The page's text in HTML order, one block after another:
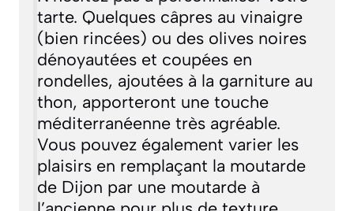
tarte. Quelques câpres au vinaigre
(bien rincées) ou des olives noires
dénoyautées et coupées en
rondelles, ajoutées à la garniture au
thon, apporteront une touche
méditerranéenne très agréable.
Vous pouvez également varier les
plaisirs en remplaçant la moutarde
de Dijon par une moutarde à